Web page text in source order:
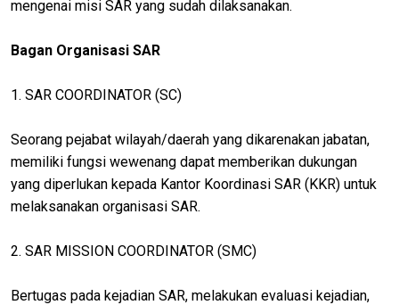
mengenai misi SAR yang sudah dilaksanakan.
Bagan Organisasi SAR
1. SAR COORDINATOR (SC)
Seorang pejabat wilayah/daerah yang dikarenakan jabatan,
memiliki fungsi wewenang dapat memberikan dukungan
yang diperlukan kepada Kantor Koordinasi SAR (KKR) untuk
melaksanakan organisasi SAR.
2. SAR MISSION COORDINATOR (SMC)
Bertugas pada kejadian SAR, melakukan evaluasi kejadian,